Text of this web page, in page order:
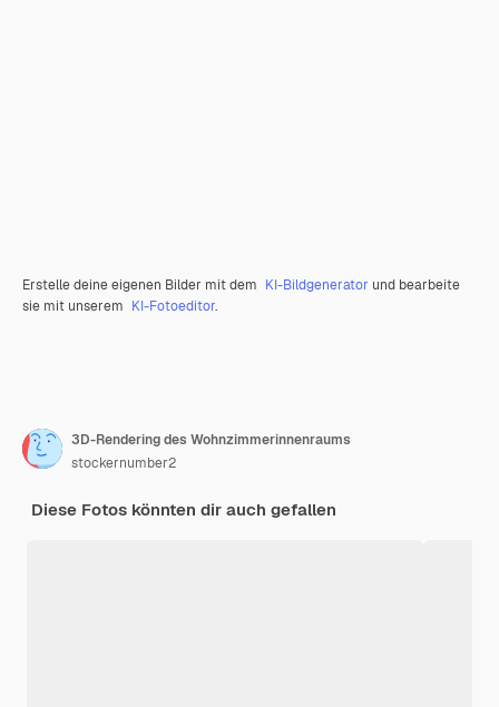
Erstelle deine eigenen Bilder mit dem KI-Bildgenerator und bearbeite
sie mit unserem KI-Fotoeditor.
3D-Rendering des Wohnzimmerinnenraums
stockernumber2
Diese Fotos könnten dir auch gefallen